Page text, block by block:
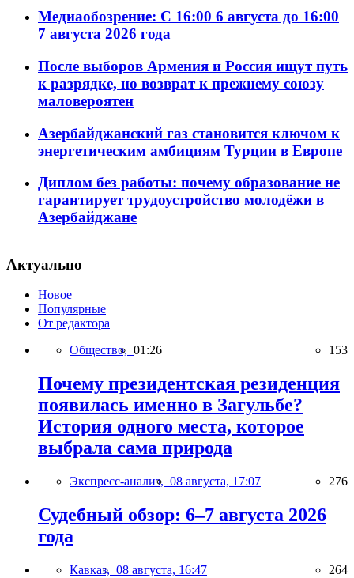
Медиаобозрение: С 16:00 6 августа до 16:00
7 августа 2026 года
После выборов Армения и Россия ищут путь
к разрядке, но возврат к прежнему союзу
маловероятен
Азербайджанский газ становится ключом к
энергетическим амбициям Турции в Европе
Диплом без работы: почему образование не
гарантирует трудоустройство молодёжи в
Азербайджане
Актуально
Новое
Популярные
От редактора
Общество, 01:26 153
Почему президентская резиденция
появилась именно в Загульбе?
История одного места, которое
выбрала сама природа
Экспресс-анализ, 08 августа, 17:07 276
Судебный обзор: 6–7 августа 2026
года
Кавказ, 08 августа, 16:47 264